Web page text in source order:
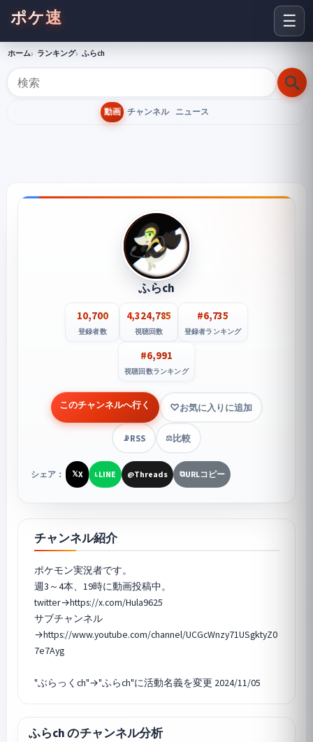
☰
ポケ速
ホーム ランキング ふらch
動画 チャンネル ニュース
ふらch
10,700
登録者数
4,324,785
視聴回数
#6,735
登録者ランキング
#6,991
視聴回数ランキング
このチャンネルへ行く お気に入りに追加
📡RSS ⚖️比較
シェア： 𝕏X LLINE @Threads ⧉URLコピー
チャンネル紹介
ポケモン実況者です。
週3～4本、19時に動画投稿中。
twitter→https://x.com/Hula9625
サブチャンネル
→https://www.youtube.com/channel/UCGcWnzy71USgktyZ0
7e7Ayg
ふらch のチャンネル分析